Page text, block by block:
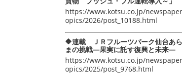
https://www.kotsu.co.jp/
opics/2026/post_10188.html
🔶連載 ＪＲフルーツパーク仙台あ
まの挑戦―果実に託す復興と未来―
https://www.kotsu.co.jp/
opics/2025/post_9768.html